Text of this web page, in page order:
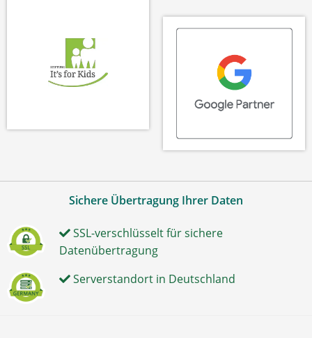
Sichere Übertragung Ihrer Daten
SSL-verschlüsselt für sichere
Datenübertragung
Serverstandort in Deutschland